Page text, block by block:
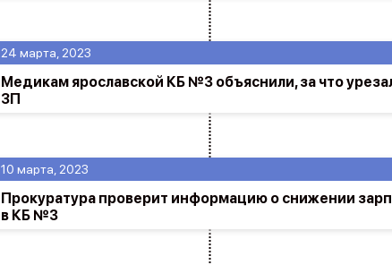
10 марта, 2023
Прокуратура проверит информацию о снижении
в КБ №3
24 марта, 2023
Медикам ярославской КБ №3 объяснили, за что
ЗП